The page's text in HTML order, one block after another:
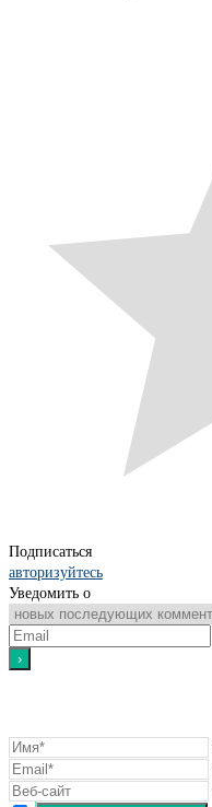
Подписаться
авторизуйтесь
Уведомить о